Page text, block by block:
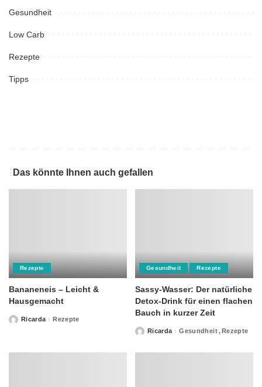
Gesundheit
Low Carb
Rezepte
Tipps
Das könnte Ihnen auch gefallen
Rezepte
Bananeneis – Leicht &
Hausgemacht
PostedRicarda Rezepte
Gesundheit Rezepte
Sassy-Wasser: Der natürliche
Detox-Drink für einen flachen
Bauch in kurzer Zeit
PostedRicarda Gesundheit Rezepte